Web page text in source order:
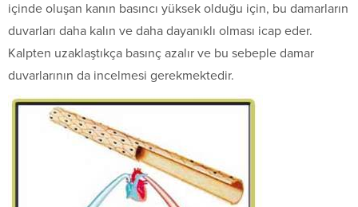
içinde oluşan kanın basıncı yüksek olduğu için, bu damarların
duvarları daha kalın ve daha dayanıklı olması icap eder.
Kalpten uzaklaştıkça basınç azalır ve bu sebeple damar
duvarlarının da incelmesi gerekmektedir.